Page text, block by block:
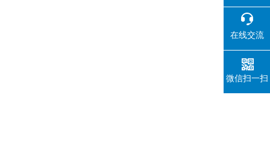
在线交流
微信扫一扫